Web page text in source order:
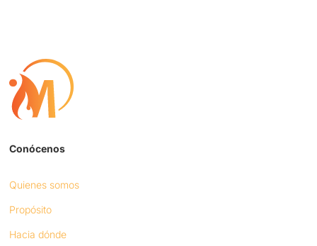
Conócenos
Quienes somos
Propósito
Hacia dónde